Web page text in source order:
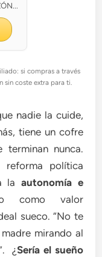
si compras a través
sin coste extra para ti.
nadie la cuide,
tiene un cofre
nunca.
reforma política
laautonomía e
como valor
sueco. “No te
mirando al
¿Sería el sueño